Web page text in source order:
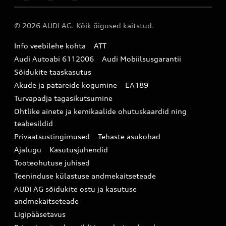
Audi Liising 1%
Audi konfiguraator (konfiguraator on inglisekeelne)
Garantiitingimused
Registreeru proovisõidule
Broneeri teenindus
Infopäring
Audi uudised
myAudi
Uudiskiri
© 2026 AUDI AG. Kõik õigused kaitstud.
Info veebilehe kohta
ATT
Audi Autoabi 6112006
Audi Mobiilsusgarantii
Sõidukite taaskasutus
Akude ja patareide kogumine
EA189
Turvapadja tagasikutsumine
Ohtlike ainete ja kemikaalide ohutuskaardid ning
teabesildid
Privaatsustingimused
Tehaste asukohad
Ajalugu
Kasutusjuhendid
Tooteohutuse juhised
Teeninduse külastuse andmekaitseteade
AUDI AG sõidukite ostu ja kasutuse
andmekaitseteade
Ligipääsetavus